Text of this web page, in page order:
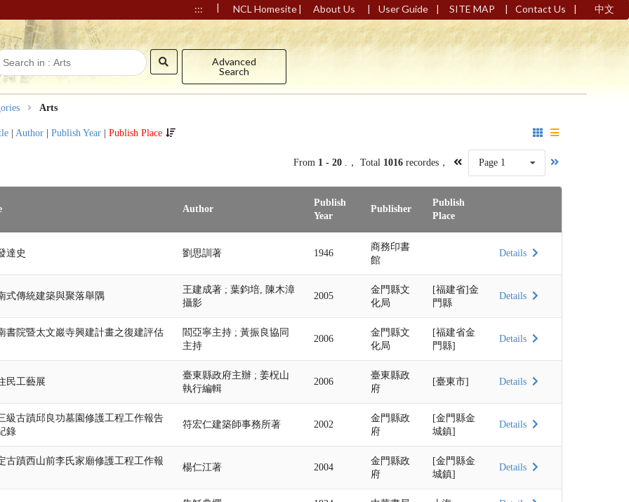
::: | NCL Homesite| About Us | User Guide | SITE MAP | Contact Us | 中文
Advanced
Search
Arts
Author |Publish Year |Publish Place
From 1 - 20 .， Total 1016 recordes， Page 1
Author
Publish
Year
Publisher
Publish
Place
達史 劉思訓著 1946
商務印書
館
Details
式傳統建築與聚落舉隅
王建成著 ; 葉鈞培, 陳木漳
攝影
2005
金門縣文
化局
[福建省]金
門縣
Details
書院暨太文巖寺興建計畫之復建評估
閻亞寧主持 ; 黃振良協同
主持
2006
金門縣文
化局
[福建省金
門縣]
Details
民工藝展
臺東縣政府主辦 ; 姜柷山
執行編輯
2006
臺東縣政
府
[臺東市] Details
級古蹟邱良功墓園修護工程工作報告
錄
符宏仁建築師事務所著 2002
金門縣政
府
[金門縣金
城鎮]
Details
古蹟西山前李氏家廟修護工程工作報
楊仁江著 2004
金門縣政
府
[金門縣金
城鎮]
Details